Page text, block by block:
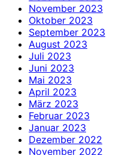
November 2023
Oktober 2023
September 2023
August 2023
Juli 2023
Juni 2023
Mai 2023
April 2023
März 2023
Februar 2023
Januar 2023
Dezember 2022
November 2022